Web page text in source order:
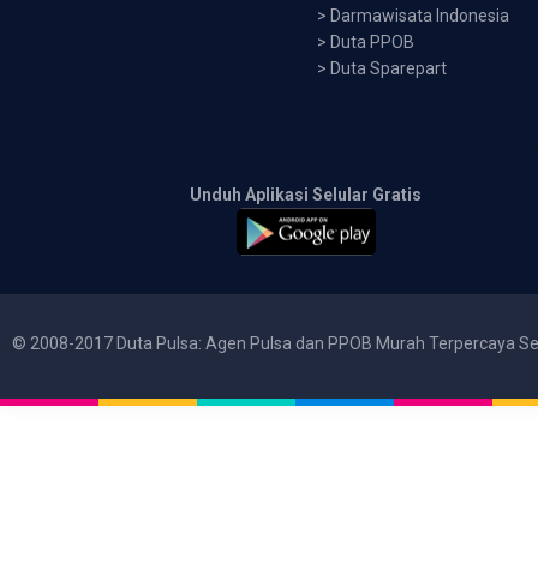
> Darmawisata Indonesia
> Duta PPOB
> Duta Sparepart
Unduh Aplikasi Selular Gratis
© 2008-2017 Duta Pulsa: Agen Pulsa dan PPOB Murah Terpercaya